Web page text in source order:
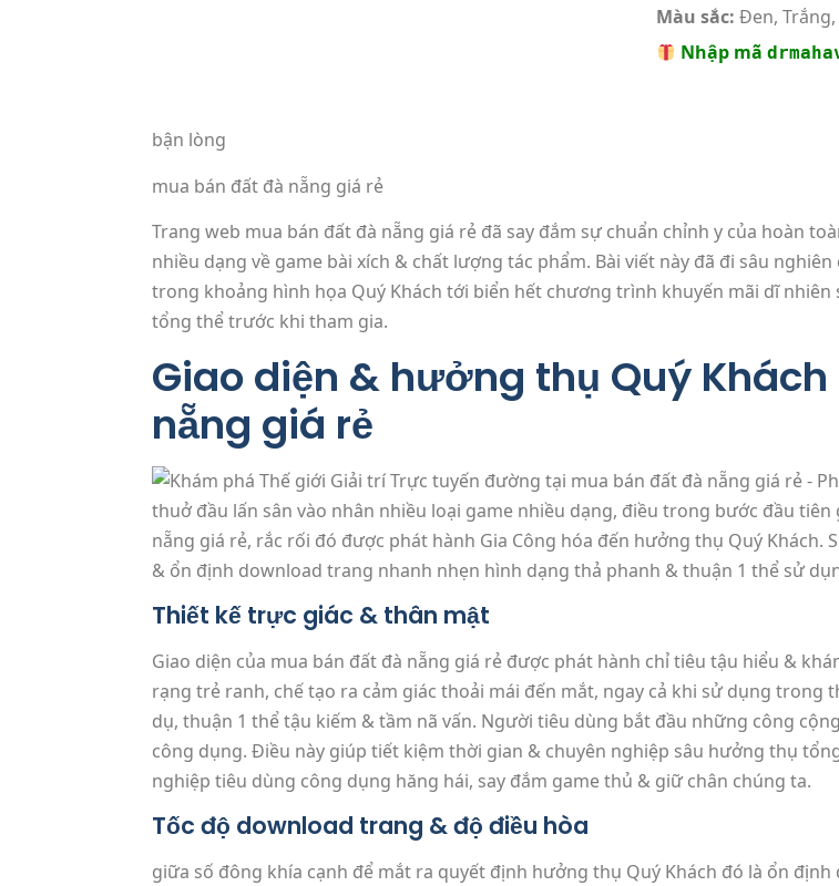
Màu sắc: Đen, Trắng,
Nhập mã
bận lòng
mua bán đất đà nẵng giá rẻ
Trang web mua bán đất đà nẵng giá rẻ đã say đắm sự chuẩn chỉnh y của hoàn
nhiều dạng về game bài xích & chất lượng tác phẩm. Bài viết này đã đi sâu
trong khoảng hình họa Quý Khách tới biển hết chương trình khuyến mãi dĩ
tổng thể trước khi tham gia.
Giao diện & hưởng thụ Quý
nẵng giá rẻ
thuở đầu lấn sân vào nhân nhiều loại game nhiều dạng, điều trong bước đầu
nẵng giá rẻ, rắc rối đó được phát hành Gia Công hóa đến hưởng thụ Quý Khách.
& ổn định download trang nhanh nhẹn hình dạng thả phanh & thuận 1 thể sử
Thiết kế trực giác & thân mật
Giao diện của mua bán đất đà nẵng giá rẻ được phát hành chỉ tiêu tậu hiểu &
rạng trẻ ranh, chế tạo ra cảm giác thoải mái đến mắt, ngay cả khi sử dụng trong
dụ, thuận 1 thể tậu kiếm & tầm nã vấn. Người tiêu dùng bắt đầu những công
công dụng. Điều này giúp tiết kiệm thời gian & chuyên nghiệp sâu hưởng thụ
nghiệp tiêu dùng công dụng hăng hái, say đắm game thủ & giữ chân chúng ta.
Tốc độ download trang & độ điều hòa
giữa số đông khía cạnh để mắt ra quyết định hưởng thụ Quý Khách đó là ổn